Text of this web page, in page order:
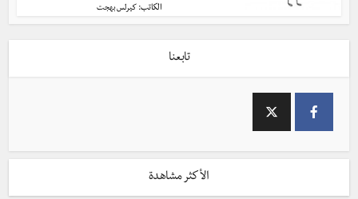
الكاتب:كيرلس بهجت
تابعنا
الأكثر مشاهدة